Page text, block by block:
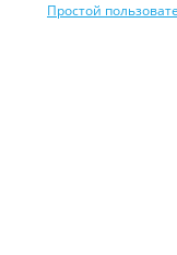
Простой